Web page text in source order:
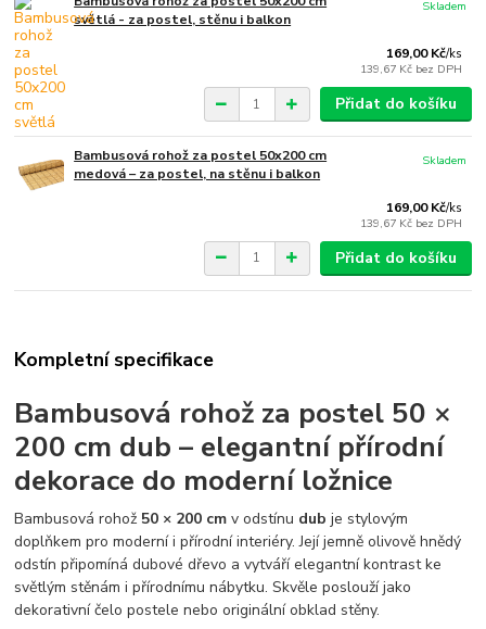
světlá - za postel, stěnu i balkon
169,00 Kč/ks
139,67 Kč bez DPH
Skladem
Přidat do košíku
Bambusová rohož za postel 50x200 cm
medová – za postel, na stěnu i balkon
169,00 Kč/ks
139,67 Kč bez DPH
Skladem
Přidat do košíku
Kompletní specifikace
Bambusová rohož za postel 50 ×
200 cm dub – elegantní přírodní
dekorace do moderní ložnice
Bambusová rohož 50 × 200 cm v odstínu dub je stylovým
doplňkem pro moderní i přírodní interiéry. Její jemně olivově hnědý
odstín připomíná dubové dřevo a vytváří elegantní kontrast ke
světlým stěnám i přírodnímu nábytku. Skvěle poslouží jako
dekorativní čelo postele nebo originální obklad stěny.